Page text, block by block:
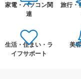
家電・パソコン関
連
旅行・
生活・住まい・ラ
イフサポート
美